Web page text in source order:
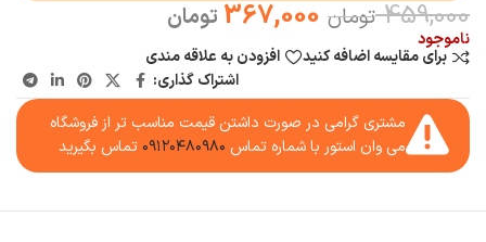
459,000 تومان 367,000 تومان
ناموجود
برای مقایسه اضافه کنید
افزودن به علاقه مندی
اشتراک گذاری:
مشتری گرامی در صورت داشتن قیمت مناسب تر از فروشگاه
می وان استور با شماره تماس ۰۹۱۲۰۴۸۰۹۸۰ تماس بگیرید